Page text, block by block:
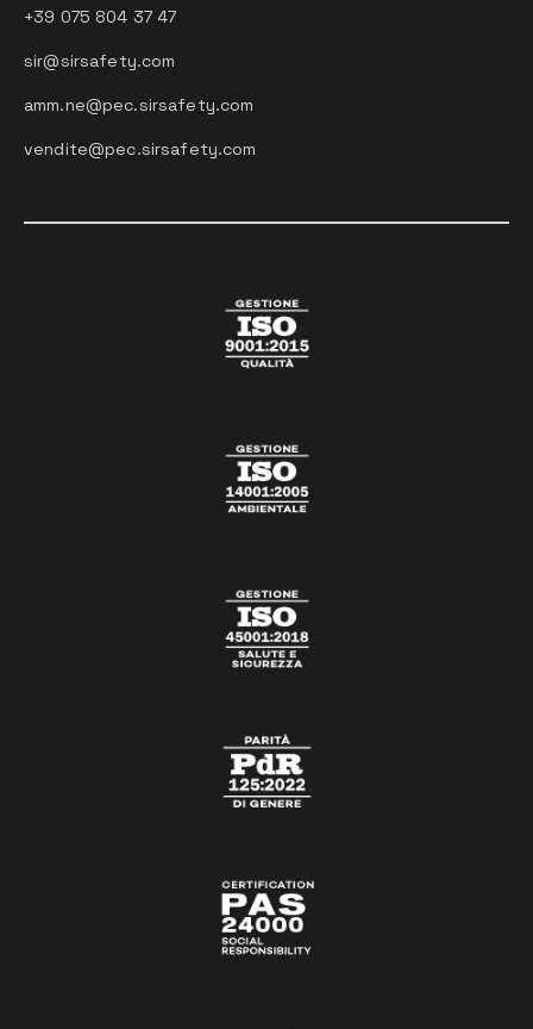
+39 075 804 37 47
sir@sirsafety.com
amm.ne@pec.sirsafety.com
vendite@pec.sirsafety.com